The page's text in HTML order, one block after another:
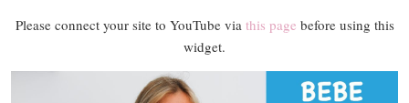
Please connect your site to YouTube via this page before using this
widget.